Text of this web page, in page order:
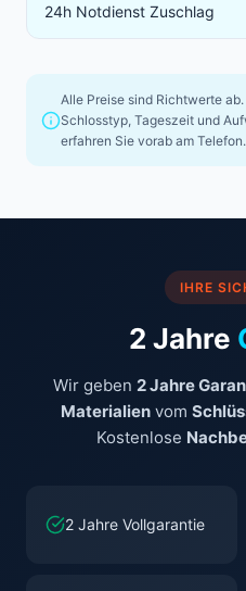
24h Notdienst Zuschlag
Alle Preise sind Richtwerte
Schlosstyp, Tageszeit und
erfahren Sie vorab am Telefon.
IHRE
2 Jahre
Wir geben 2 Jahre
Materialien vom
Kostenlose
2 Jahre Vollgarantie